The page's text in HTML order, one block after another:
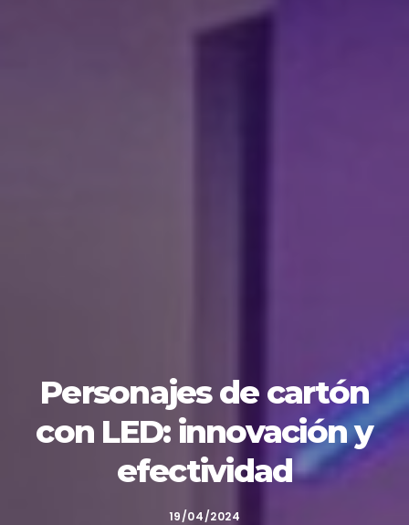
Personajes de cartón
con LED: innovación y
efectividad
19/04/2024